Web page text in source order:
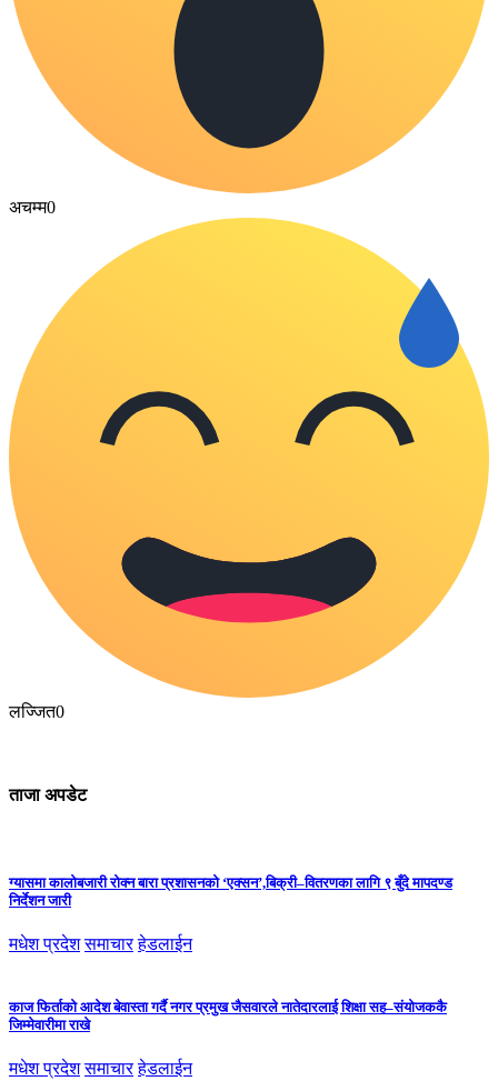
अचम्म0
लज्जित0
ताजा अपडेट
ग्यासमा कालोबजारी रोक्न बारा प्रशासनको ‘एक्सन’,बिक्री–वितरणका लागि ९ बुँदे मापदण्ड
निर्देशन जारी
मधेश प्रदेश समाचार हेडलाईन
काज फिर्ताको आदेश बेवास्ता गर्दै नगर प्रमुख जैसवारले नातेदारलाई शिक्षा सह–संयोजककै
जिम्मेवारीमा राखे
मधेश प्रदेश समाचार हेडलाईन